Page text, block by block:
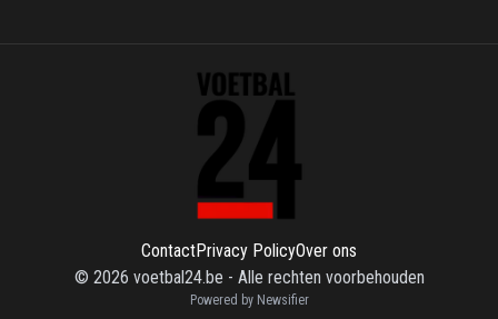
ContactPrivacy PolicyOver ons
© 2026 voetbal24.be - Alle rechten voorbehouden
Powered by Newsifier